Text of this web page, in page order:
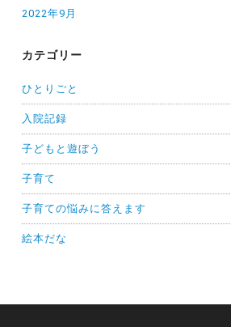
2022年9月
カテゴリー
ひとりごと
入院記録
子どもと遊ぼう
子育て
子育ての悩みに答えます
絵本だな